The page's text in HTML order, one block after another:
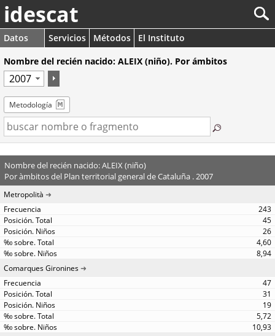
idescat
Datos Servicios Métodos
El Instituto
Nombre del recién nacido: ALEIX (niño). Por ámbitos
Metodología
Nombre del recién nacido: ALEIX (niño)
Por àmbitos del Plan territorial general de Cataluña . 2007
Metropolità
243
45
26
4,60
8,94
Comarques Gironines
47
31
19
5,72
10,93